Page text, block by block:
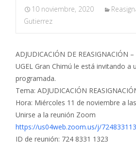
10 noviembre, 2020
Gutierrez
ADJUDICACIÓN DE REASIGNACIÓN
UGEL Gran Chimú le está invitando a
programada.
Tema: ADJUDICACIÓN
Hora: Miércoles 11 de noviembre a
Unirse a la reunión Zoom
https://us04web.zoom.us/j/
ID de reunión: 724 8331 1323